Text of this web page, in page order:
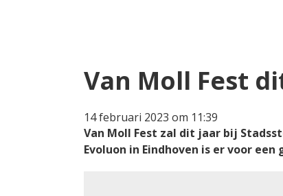
Van Moll Fest
14 februari 2023 om 11:39
Van Moll Fest zal dit jaar bij
Evoluon in Eindhoven is er voor